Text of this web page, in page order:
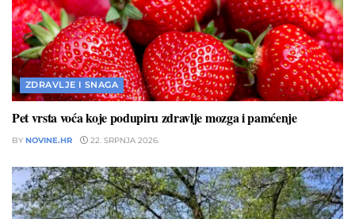
ZDRAVLJE I SNAGA
Pet vrsta voća koje podupiru zdravlje mozga i pamćenje
BY NOVINE.HR 22. SRPNJA 2026.